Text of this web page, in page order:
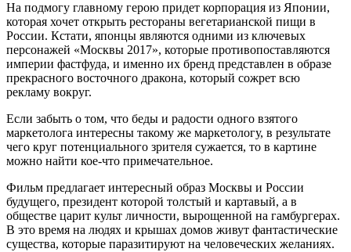
На подмогу главному герою придет корпорация из Японии,
которая хочет открыть рестораны вегетарианской пищи в
России. Кстати, японцы являются одними из ключевых
персонажей «Москвы 2017», которые противопоставляются
империи фастфуда, и именно их бренд представлен в образе
прекрасного восточного дракона, который сожрет всю
рекламу вокруг.
Если забыть о том, что беды и радости одного взятого
маркетолога интересны такому же маркетологу, в результате
чего круг потенциального зрителя сужается, то в картине
можно найти кое-что примечательное.
Фильм предлагает интересный образ Москвы и России
будущего, президент которой толстый и картавый, а в
обществе царит культ личности, вырощенной на гамбургерах.
В это время на людях и крышах домов живут фантастические
существа, которые паразитируют на человеческих желаниях.